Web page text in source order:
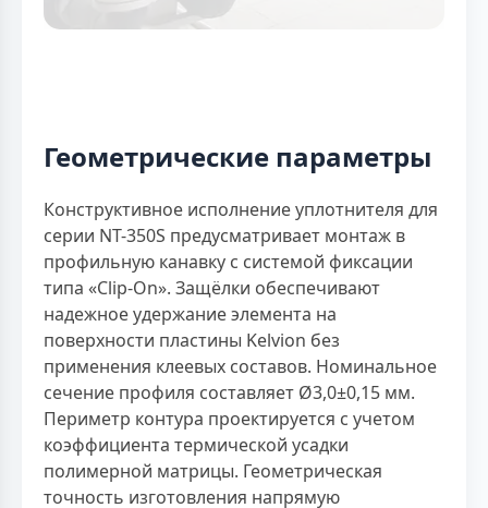
Геометрические параметры
Конструктивное исполнение уплотнителя для
серии NT-350S предусматривает монтаж в
профильную канавку с системой фиксации
типа «Clip-On». Защёлки обеспечивают
надежное удержание элемента на
поверхности пластины Kelvion без
применения клеевых составов. Номинальное
сечение профиля составляет Ø3,0±0,15 мм.
Периметр контура проектируется с учетом
коэффициента термической усадки
полимерной матрицы. Геометрическая
точность изготовления напрямую